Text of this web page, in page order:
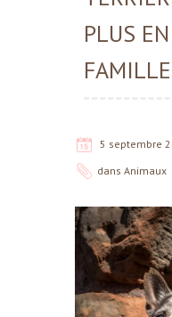
PLUS
5 septembre
dans Animaux